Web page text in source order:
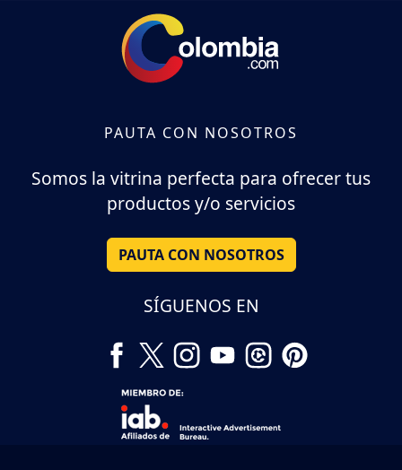
PAUTA CON NOSOTROS
Somos la vitrina perfecta para ofrecer tus
productos y/o servicios
PAUTA CON NOSOTROS
SÍGUENOS EN